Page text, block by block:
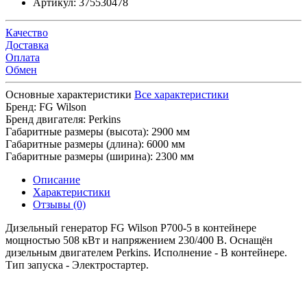
Качество
Доставка
Оплата
Обмен
Основные характеристики Все характеристики
Бренд: FG Wilson
Бренд двигателя: Perkins
Габаритные размеры (высота): 2900 мм
Габаритные размеры (длина): 6000 мм
Габаритные размеры (ширина): 2300 мм
Описание
Характеристики
Отзывы (0)
Дизельный генератор FG Wilson P700-5 в контейнере
мощностью 508 кВт и напряжением 230/400 В. Оснащён
дизельным двигателем Perkins. Исполнение - В контейнере.
Тип запуска - Электростартер.